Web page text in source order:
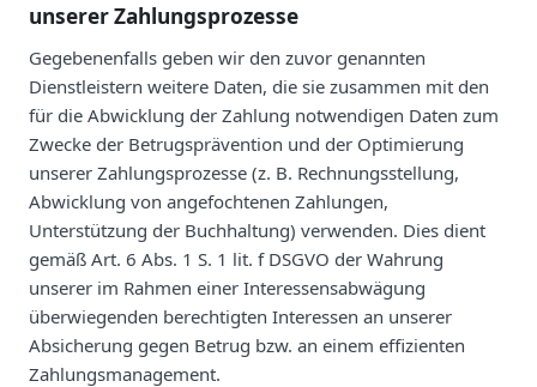
unserer Zahlungsprozesse
Gegebenenfalls geben wir den zuvor genannten
Dienstleistern weitere Daten, die sie zusammen mit den
für die Abwicklung der Zahlung notwendigen Daten zum
Zwecke der Betrugsprävention und der Optimierung
unserer Zahlungsprozesse (z. B. Rechnungsstellung,
Abwicklung von angefochtenen Zahlungen,
Unterstützung der Buchhaltung) verwenden. Dies dient
gemäß Art. 6 Abs. 1 S. 1 lit. f DSGVO der Wahrung
unserer im Rahmen einer Interessensabwägung
überwiegenden berechtigten Interessen an unserer
Absicherung gegen Betrug bzw. an einem effizienten
Zahlungsmanagement.